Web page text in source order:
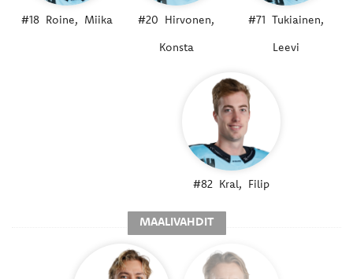
#18 Roine, Miika #20 Hirvonen,
Konsta
#71 Tukiainen,
Leevi
#82 Kral, Filip
MAALIVAHDIT